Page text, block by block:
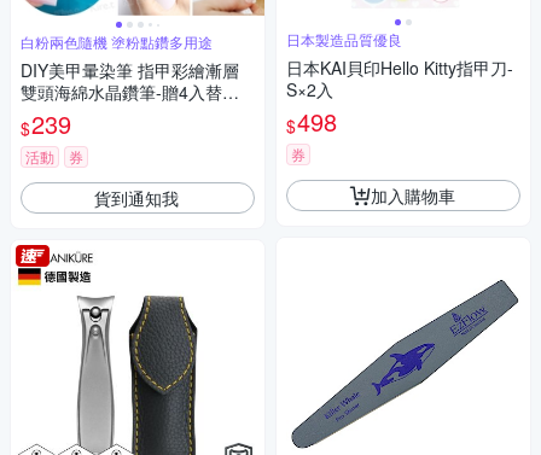
白粉兩色隨機 塗粉點鑽多用途
DIY美甲暈染筆 指甲彩繪漸層
雙頭海綿水晶鑽筆-贈4入替換
頭 Kiret (顏色隨機)
$239
活動 券
貨到通知我
日本製造品質優良
日本KAI貝印Hello Kitty指甲刀-
S×2入
$498
券
加入購物車